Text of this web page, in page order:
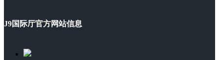
J9国际厅官方网站信息